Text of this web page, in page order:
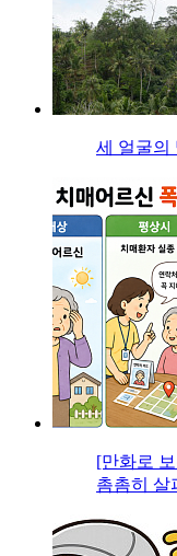
세 얼굴의
[만화로
촘촘히 살